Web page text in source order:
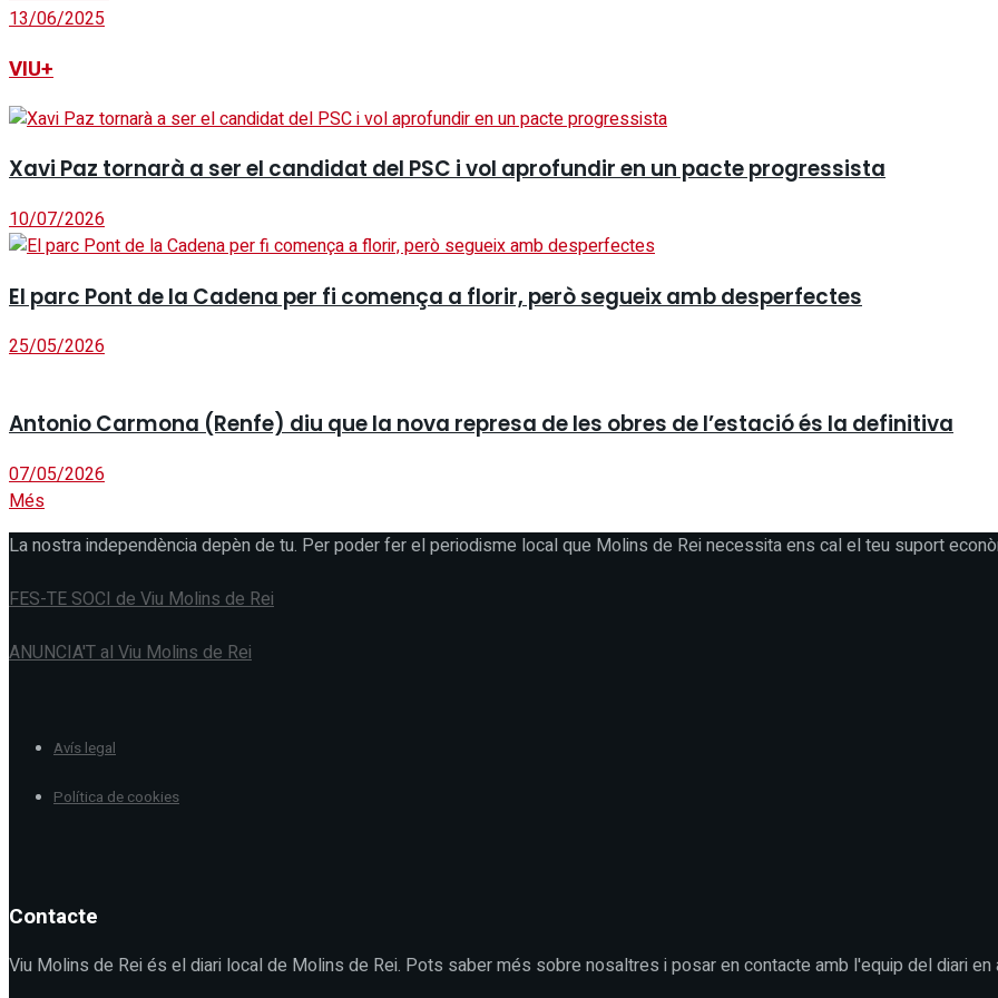
13/06/2025
VIU+
Xavi Paz tornarà a ser el candidat del PSC i vol aprofundir en un pacte progressista
10/07/2026
El parc Pont de la Cadena per fi comença a florir, però segueix amb desperfectes
25/05/2026
Antonio Carmona (Renfe) diu que la nova represa de les obres de l’estació és la definitiva
07/05/2026
Més
La nostra independència depèn de tu. Per poder fer el periodisme local que Molins de Rei necessita ens cal el teu suport
FES-TE SOCI de Viu Molins de Rei
ANUNCIA'T al Viu Molins de Rei
Avís legal
Política de cookies
Contacte
Viu Molins de Rei és el diari local de Molins de Rei. Pots saber més sobre nosaltres i posar en contacte amb l'equip del diari en